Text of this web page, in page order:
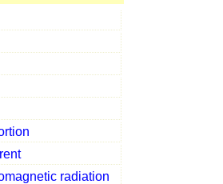
radiation